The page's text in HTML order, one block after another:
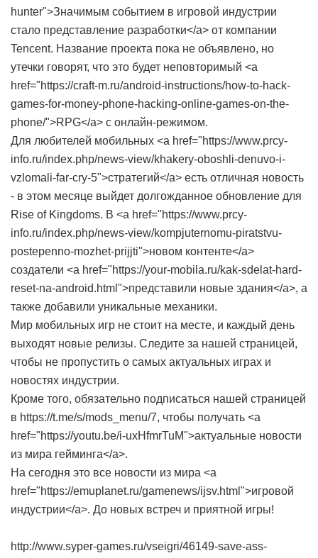
hunter">Значимым событием в игровой индустрии
стало представление разработки</a> от компании
Tencent. Название проекта пока не объявлено, но
утечки говорят, что это будет неповторимый <a
href="https://craft-m.ru/android-instructions/how-to-hack-
games-for-money-phone-hacking-online-games-on-the-
phone/">RPG</a> с онлайн-режимом.
Для любителей мобильных <a href="https://www.prcy-
info.ru/index.php/news-view/khakery-oboshli-denuvo-i-
vzlomali-far-cry-5">стратегий</a> есть отличная новость
- в этом месяце выйдет долгожданное обновление для
Rise of Kingdoms. В <a href="https://www.prcy-
info.ru/index.php/news-view/kompjuternomu-piratstvu-
postepenno-mozhet-prijjti">новом контенте</a>
создатели <a href="https://your-mobila.ru/kak-sdelat-hard-
reset-na-android.html">представили новые здания</a>, а
также добавили уникальные механики.
Мир мобильных игр не стоит на месте, и каждый день
выходят новые релизы. Следите за нашей страницей,
чтобы не пропустить о самых актуальных играх и
новостях индустрии.
Кроме того, обязательно подписаться нашей страницей
в https://t.me/s/mods_menu/7, чтобы получать <a
href="https://youtu.be/i-uxHfmrTuM">актуальные новости
из мира гейминга</a>.
На сегодня это все новости из мира <a
href="https://emuplanet.ru/gamenews/ijsv.html">игровой
индустрии</a>. До новых встреч и приятной игры!
http://www.syper-games.ru/vseigri/46149-save-ass-